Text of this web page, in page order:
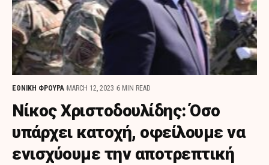
ΕΘΝΙΚΗ ΦΡΟΥΡΑ MARCH 12, 2023 6 MIN READ
Νίκος Χριστοδουλίδης: Όσο
υπάρχει κατοχή, οφείλουμε να
ενισχύουμε την αποτρεπτική